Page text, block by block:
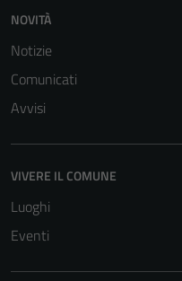
NOVITÀ
Notizie
Comunicati
Avvisi
VIVERE IL COMUNE
Luoghi
Eventi